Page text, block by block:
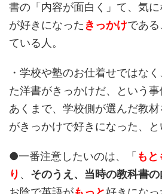
書の「内容が面白く」て、気に
が好きになったきっかけであ
ている人。
・学校や塾のお仕着せではな
た洋書がきっかけだ、という事
あくまで、学校側が選んだ教
がきっかけで好きになった、と
●一番注意したいのは、「 も
り 、 そのうえ、当時の教科書